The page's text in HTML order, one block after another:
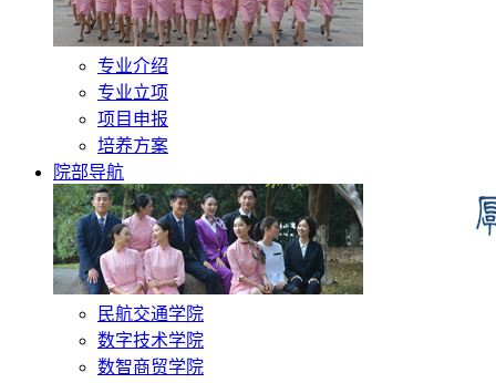
专业介绍
专业立项
项目申报
培养方案
院部导航
民航交通学院
数字技术学院
数智商贸学院